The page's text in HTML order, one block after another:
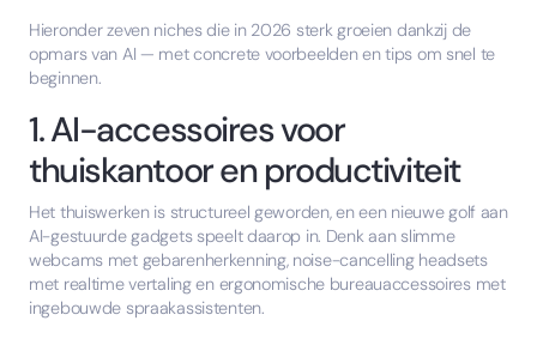
Hieronder zeven niches die in 2026 sterk groeien dankzij de
opmars van AI — met concrete voorbeelden en tips om snel te
beginnen.
1. AI-accessoires voor
thuiskantoor en productiviteit
Het thuiswerken is structureel geworden, en een nieuwe golf aan
AI-gestuurde gadgets speelt daarop in. Denk aan slimme
webcams met gebarenherkenning, noise-cancelling headsets
met realtime vertaling en ergonomische bureauaccessoires met
ingebouwde spraakassistenten.